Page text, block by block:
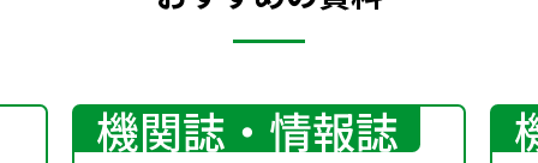
機関誌・情報誌